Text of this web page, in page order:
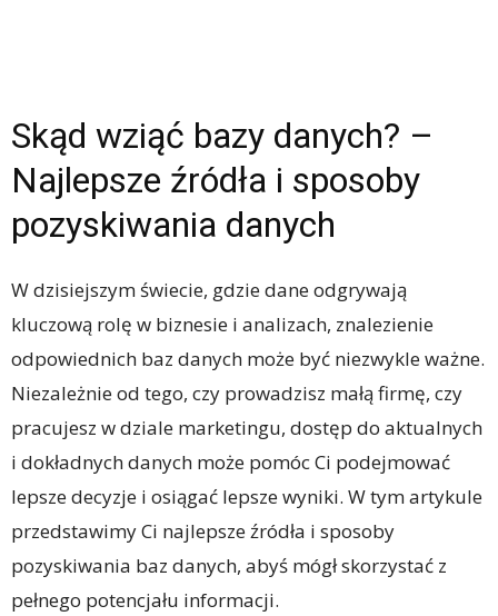
Skąd wziąć bazy danych? –
Najlepsze źródła i sposoby
pozyskiwania danych
W dzisiejszym świecie, gdzie dane odgrywają
kluczową rolę w biznesie i analizach, znalezienie
odpowiednich baz danych może być niezwykle ważne.
Niezależnie od tego, czy prowadzisz małą firmę, czy
pracujesz w dziale marketingu, dostęp do aktualnych
i dokładnych danych może pomóc Ci podejmować
lepsze decyzje i osiągać lepsze wyniki. W tym artykule
przedstawimy Ci najlepsze źródła i sposoby
pozyskiwania baz danych, abyś mógł skorzystać z
pełnego potencjału informacji.